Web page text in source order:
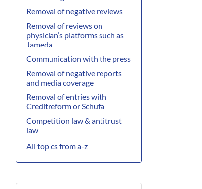
Removal of negative reviews
Removal of reviews on
physician’s platforms such as
Jameda
Communication with the press
Removal of negative reports
and media coverage
Removal of entries with
Creditreform or Schufa
Competition law & antitrust
law
All topics from a-z